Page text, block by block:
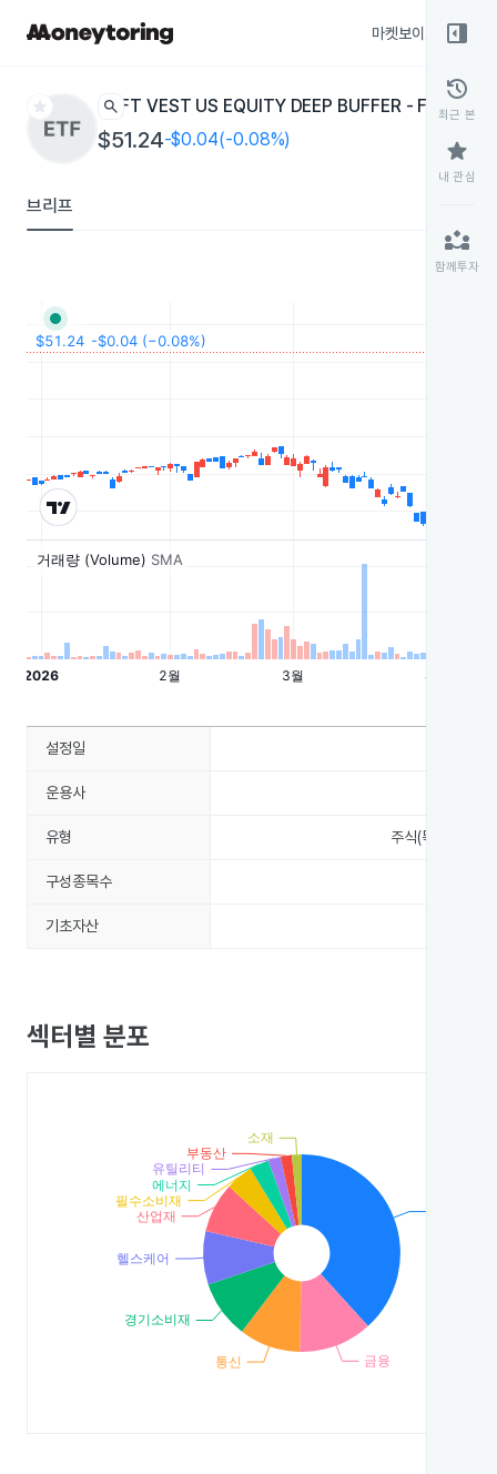
마켓보이스
star search FT VEST US EQUITY DEEP BUFFER - FEB DFEB
$51.24-$0.04(-0.08%)
브리프
right_panel_open
history
최근 본
star
내 관심
partner_exchange
함께투자